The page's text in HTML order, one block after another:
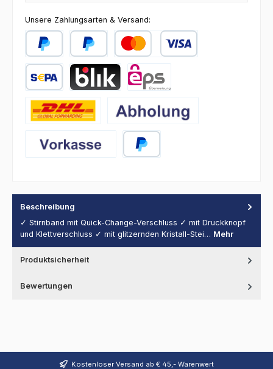
Unsere Zahlungsarten & Versand:
PayPal Später BezahlenKredit- oder Debitkarte
Abholung
Beschreibung
✓ Stirnband mit Quick-Change-Verschluss ✓ mit Druckknopf
und Klettverschluss ✓ mit glitzernden Kristall-Stei… Mehr
Produktsicherheit
Bewertungen
Kostenloser Versand ab € 45,- Warenwert